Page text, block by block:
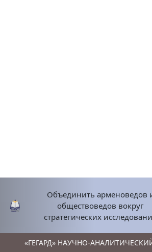
Объединить арменоведов
обществоведов вокруг
стратегических
«ГЕГАРД» НАУЧНО-